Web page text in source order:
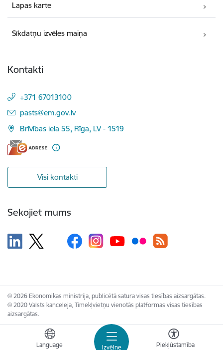
Izvēlne
Language Piekļūstamība
Lapas karte
Sīkdatņu izvēles maiņa
Kontakti
+371 67013100
E-pasts:
pasts@em.gov.lv
Brīvības iela 55, Rīga, LV - 1519
Visi kontakti
Sekojiet mums
© 2026 Ekonomikas ministrija, publicētā satura visas tiesības aizsargātas.
© 2020 Valsts kanceleja, Tīmekļvietņu vienotās platformas visas tiesības
aizsargātas.